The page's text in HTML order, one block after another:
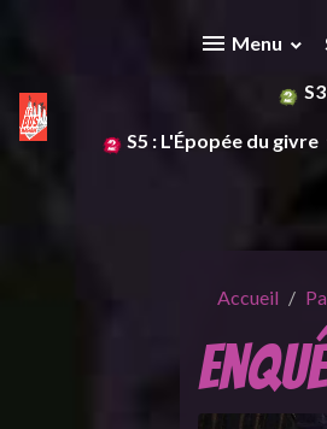
Menu
S5 : L'Épopée du givre
Accueil